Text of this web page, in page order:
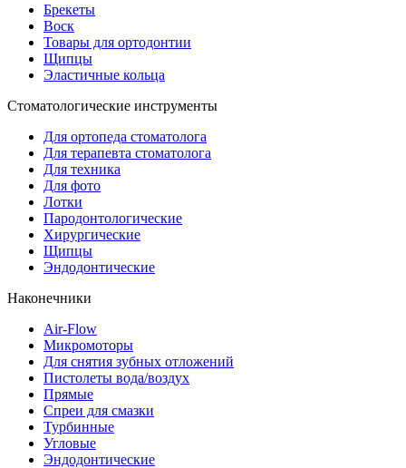
Брекеты
Воск
Товары для ортодонтии
Щипцы
Эластичные кольца
Стоматологические инструменты
Для ортопеда стоматолога
Для терапевта стоматолога
Для техника
Для фото
Лотки
Пародонтологические
Хирургические
Щипцы
Эндодонтические
Наконечники
Air-Flow
Микромоторы
Для снятия зубных отложений
Пистолеты вода/воздух
Прямые
Спреи для смазки
Турбинные
Угловые
Эндодонтические